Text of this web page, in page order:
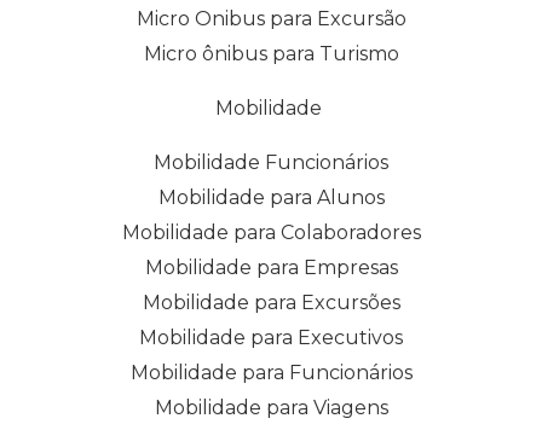
Micro Onibus para Excursão
Micro ônibus para Turismo
Mobilidade
Mobilidade Funcionários
Mobilidade para Alunos
Mobilidade para Colaboradores
Mobilidade para Empresas
Mobilidade para Excursões
Mobilidade para Executivos
Mobilidade para Funcionários
Mobilidade para Viagens